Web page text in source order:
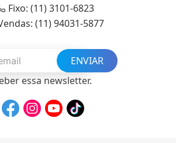
Fixo: (11) 3101-6823
(11) 94031-5877
ENVIAR
essa newsletter.